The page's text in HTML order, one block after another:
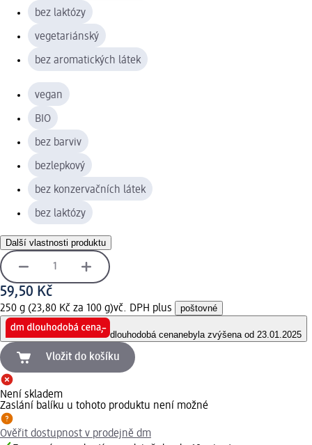
bez laktózy
vegetariánský
bez aromatických látek
vegan
BIO
bez barviv
bezlepkový
bez konzervačních látek
bez laktózy
Další vlastnosti produktu
59,50 Kč
250 g (23,80 Kč za 100 g)vč. DPH plus poštovné
dlouhodobá cenanebyla zvýšena od 23.01.2025
Vložit do košíku
Není skladem
Zaslání balíku u tohoto produktu není možné
Ověřit dostupnost v prodejně dm